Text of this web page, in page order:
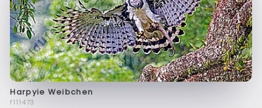
Harpyie Weibchen
f111473